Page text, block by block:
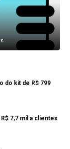
do kit de R$ 799
7,7 mil a clientes